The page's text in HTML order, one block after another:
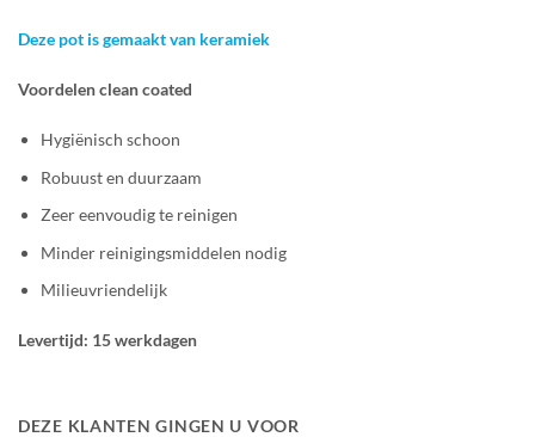
Deze pot is gemaakt van keramiek
Voordelen clean coated
Hygiënisch schoon
Robuust en duurzaam
Zeer eenvoudig te reinigen
Minder reinigingsmiddelen nodig
Milieuvriendelijk
Levertijd: 15 werkdagen
DEZE KLANTEN GINGEN U VOOR